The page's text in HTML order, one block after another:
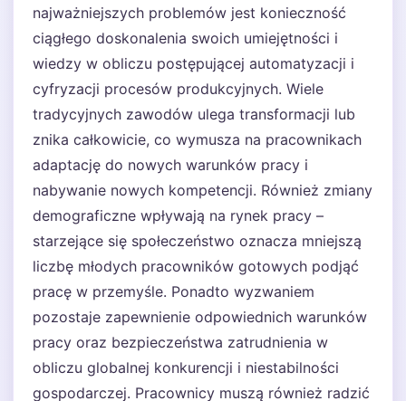
najważniejszych problemów jest konieczność
ciągłego doskonalenia swoich umiejętności i
wiedzy w obliczu postępującej automatyzacji i
cyfryzacji procesów produkcyjnych. Wiele
tradycyjnych zawodów ulega transformacji lub
znika całkowicie, co wymusza na pracownikach
adaptację do nowych warunków pracy i
nabywanie nowych kompetencji. Również zmiany
demograficzne wpływają na rynek pracy –
starzejące się społeczeństwo oznacza mniejszą
liczbę młodych pracowników gotowych podjąć
pracę w przemyśle. Ponadto wyzwaniem
pozostaje zapewnienie odpowiednich warunków
pracy oraz bezpieczeństwa zatrudnienia w
obliczu globalnej konkurencji i niestabilności
gospodarczej. Pracownicy muszą również radzić